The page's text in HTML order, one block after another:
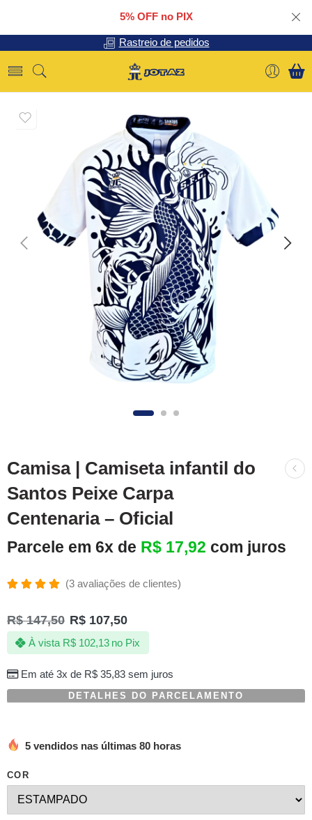
5% OFF no PIX
Rastreio de pedidos
Camisa | Camiseta infantil do
Santos Peixe Carpa
Centenaria – Oficial
Parcele em 6x de R$ 17,92 com juros
5.00de 5,
com
baseado
em
de
clientes
(3avaliações de clientes)
R$147,50 R$ 107,50
Em até 3x de R$35,83sem juros
À vista R$102,13 no Pix
DETALHES DO PARCELAMENTO
5 vendidos nas últimas 80 horas
COR